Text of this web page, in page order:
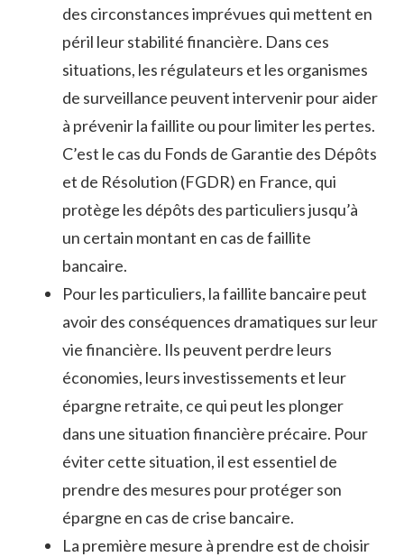
des circonstances imprévues qui mettent en
péril leur stabilité financière. Dans ces
situations, les régulateurs et les organismes
de surveillance peuvent intervenir pour aider
à prévenir la faillite ou pour limiter les pertes.
C’est le cas du Fonds de Garantie des Dépôts
et de Résolution (FGDR) en France, qui
protège les dépôts des particuliers jusqu’à
un certain montant en cas de faillite
bancaire.
Pour les particuliers, la faillite bancaire peut
avoir des conséquences dramatiques sur leur
vie financière. Ils peuvent perdre leurs
économies, leurs investissements et leur
épargne retraite, ce qui peut les plonger
dans une situation financière précaire. Pour
éviter cette situation, il est essentiel de
prendre des mesures pour protéger son
épargne en cas de crise bancaire.
La première mesure à prendre est de choisir